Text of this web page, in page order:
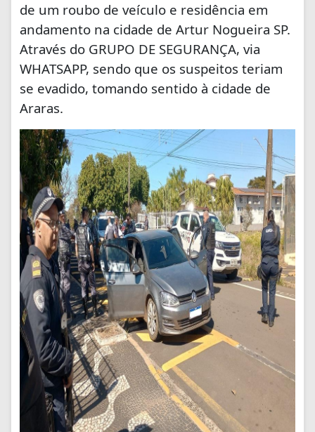
de um roubo de veículo e residência em
andamento na cidade de Artur Nogueira SP.
Através do GRUPO DE SEGURANÇA, via
WHATSAPP, sendo que os suspeitos teriam
se evadido, tomando sentido à cidade de
Araras.